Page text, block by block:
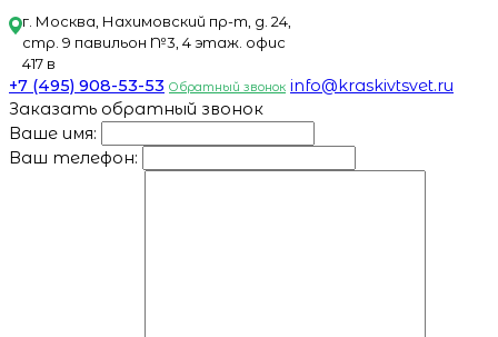
г. Москва, Нахимовский пр-т, д. 24,
стр. 9 павильон №3, 4 этаж. офис
417 в
+7 (495) 908-53-53 Обратный звонок info@kraskivtsvet.ru
Заказать обратный звонок
Ваше имя:
Ваш телефон: